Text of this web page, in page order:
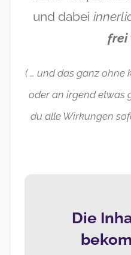
und dabei
frei
( … und das ganz ohne
oder an irgend etwas
du alle Wirkungen
Die